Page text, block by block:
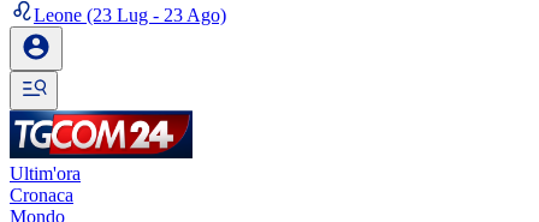
Leone (23 Lug - 23 Ago)
Ultim'ora
Cronaca
Mondo